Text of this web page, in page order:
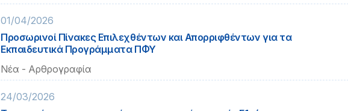
01/04/2026
Προσωρινοί Πίνακες Επιλεχθέντων και Απορριφθέντων για τα
Εκπαιδευτικά Προγράμματα ΠΦΥ
Νέα - Αρθρογραφία
24/03/2026